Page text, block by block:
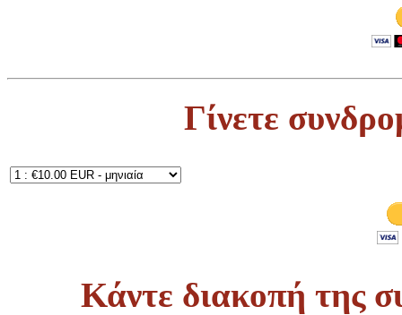
Γίνετε
Κάντε διακοπή της